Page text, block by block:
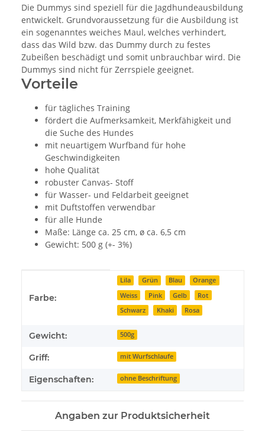
Die Dummys sind speziell für die Jagdhundeausbildung
entwickelt. Grundvoraussetzung für die Ausbildung ist
ein sogenanntes weiches Maul, welches verhindert,
dass das Wild bzw. das Dummy durch zu festes
Zubeißen beschädigt und somit unbrauchbar wird. Die
Dummys sind nicht für Zerrspiele geeignet.
Vorteile
für tägliches Training
fördert die Aufmerksamkeit, Merkfähigkeit und
die Suche des Hundes
mit neuartigem Wurfband für hohe
Geschwindigkeiten
hohe Qualität
robuster Canvas- Stoff
für Wasser- und Feldarbeit geeignet
mit Duftstoffen verwendbar
für alle Hunde
Maße: Länge ca. 25 cm, ø ca. 6,5 cm
Gewicht: 500 g (+- 3%)
Farbe:
Lila Grün Blau
Orange
Weiss
Pink Gelb
Rot
Schwarz
Khaki Rosa
Gewicht: 500g
Griff: mit Wurfschlaufe
Eigenschaften: ohne Beschriftung
Angaben zur Produktsicherheit